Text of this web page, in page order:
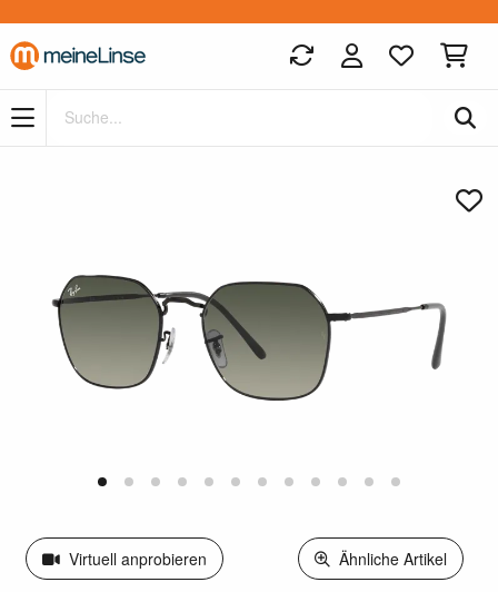
Zum Hauptinhalt springen
Virtuell anprobieren Ähnliche Artikel